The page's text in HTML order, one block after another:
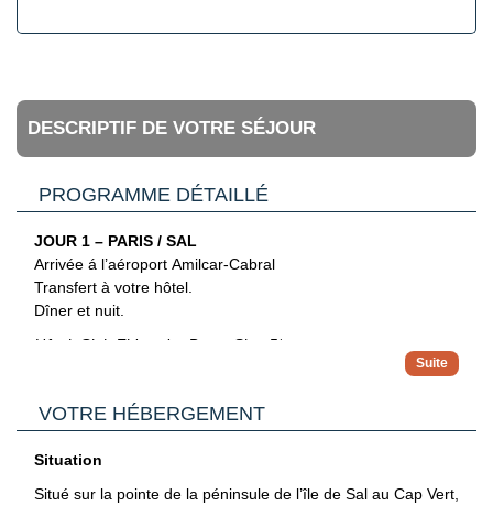
DESCRIPTIF DE VOTRE SÉJOUR
PROGRAMME DÉTAILLÉ
JOUR 1 – PARIS / SAL
Arrivée á l’aéroport Amilcar-Cabral
Transfert à votre hôtel.
Dîner et nuit.
Hôtel: Club Eldorador Ponta Sino 5*
Journée libre.
Profiter de la formule tout-inclus de votre hôtel.
Hôtel: Club Eldorador Ponta Sino 5*
JOUR 3 – SANTA MARIA / PALMEIRA / BURRACONA /
VOTRE HÉBERGEMENT
Situation
Situé sur la pointe de la péninsule de l’île de Sal au Cap Vert,